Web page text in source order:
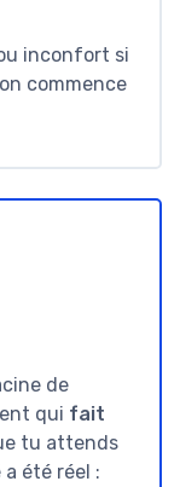
inconfort si
commence
de
qui fait
tu attends
été réel :